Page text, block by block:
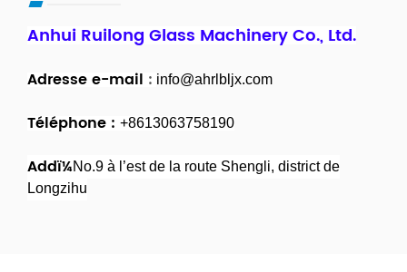
Anhui Ruilong Glass Machinery Co., Ltd.
Adresse e-mail : info@ahrlbljx.com
Téléphone : +8613063758190
Addï¼No.9 à l’est de la route Shengli, district de
Longzihu